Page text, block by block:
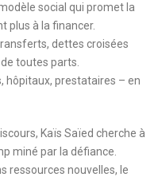
social qui promet la
plus à la financer.
dettes croisées
toutes parts.
hôpitaux, prestataires – en
Kaïs Saïed cherche à
miné par la défiance.
ressources nouvelles, le